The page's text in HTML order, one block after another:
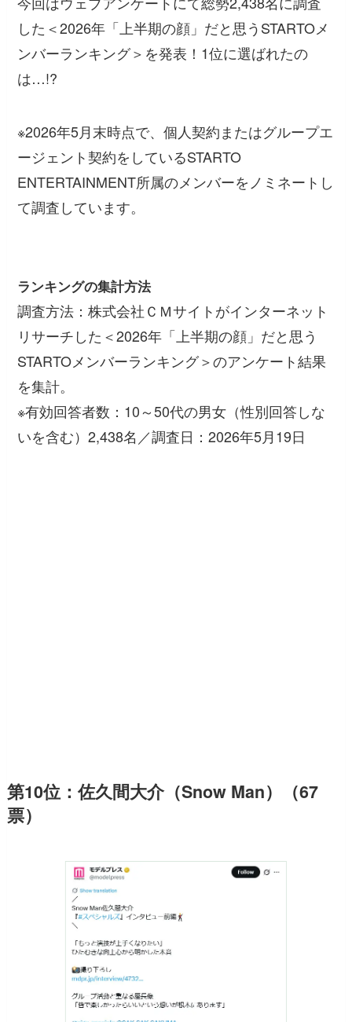
した＜2026年「上半期の顔」だと思うSTARTOメ
ンバーランキング＞を発表！1位に選ばれたの
は…!?
※2026年5月末時点で、個人契約またはグループエ
ージェント契約をしているSTARTO
ENTERTAINMENT所属のメンバーをノミネートし
て調査しています。
ランキングの集計方法
調査方法：株式会社ＣＭサイトがインターネット
リサーチした＜2026年「上半期の顔」だと思う
STARTOメンバーランキング＞のアンケート結果
を集計。
※有効回答者数：10～50代の男女（性別回答しな
いを含む）2,438名／調査日：2026年5月19日
第10位：佐久間大介（Snow Man）（67
票）